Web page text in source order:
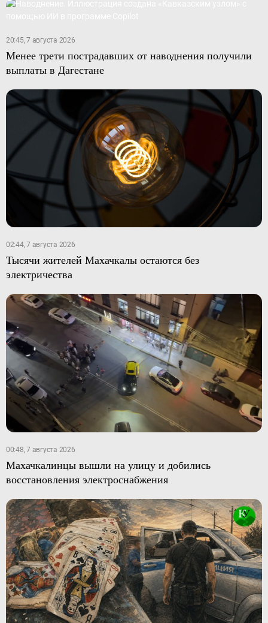
20:45, 7 августа 2026
Менее трети пострадавших от наводнения получили
выплаты в Дагестане
02:44, 7 августа 2026
Тысячи жителей Махачкалы остаются без
электричества
00:48, 7 августа 2026
Махачкалинцы вышли на улицу и добились
восстановления электроснабжения